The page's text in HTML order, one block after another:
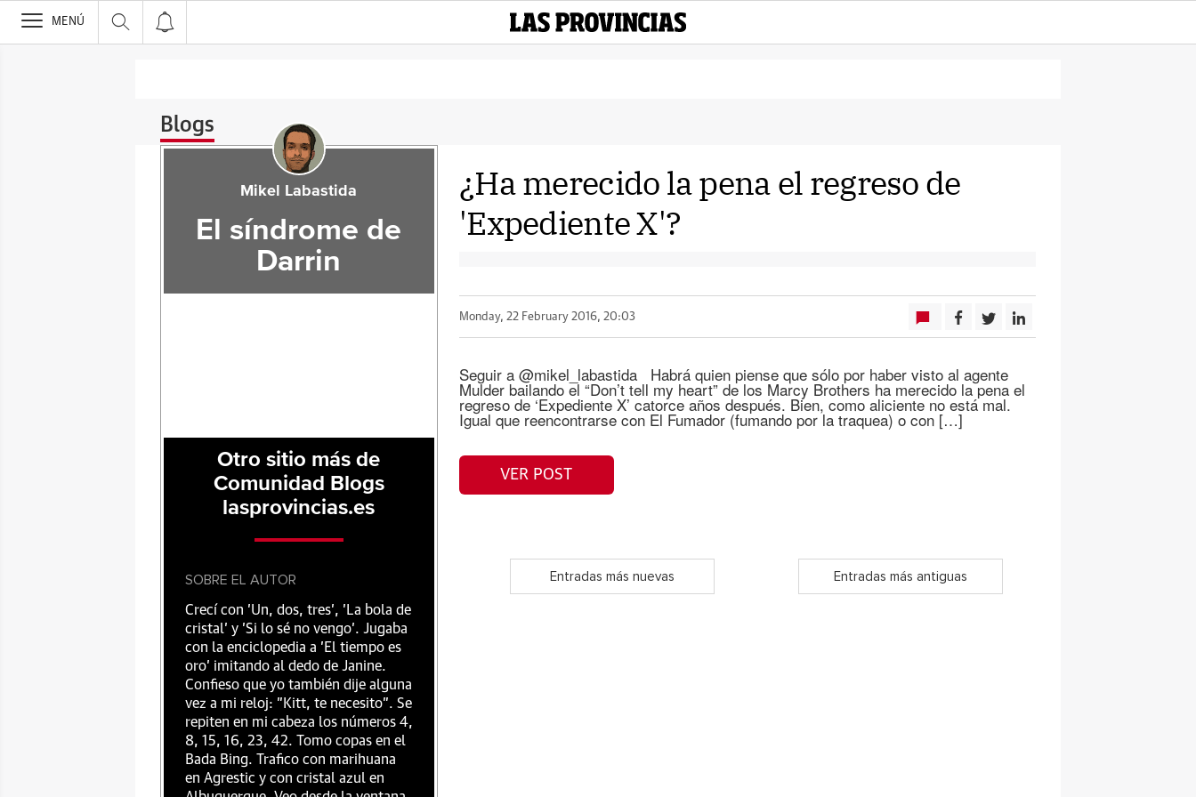
>
MENÚ
Blogs
¿Ha merecido la pena el regreso de
'Expediente X'?
Monday, 22 February 2016, 20:03
Seguir a @mikel_labastida Habrá quien piense que sólo por haber visto al agente
Mulder bailando el “Don’t tell my heart” de los Marcy Brothers ha merecido la pena el
regreso de ‘Expediente X’ catorce años después. Bien, como aliciente no está mal.
Igual que reencontrarse con El Fumador (fumando por la traquea) o con […]
VER POST
Entradas más nuevas Entradas más antiguas
Mikel Labastida
El síndrome de
Darrin
Otro sitio más de
Comunidad Blogs
lasprovincias.es
SOBRE EL AUTOR
Crecí con 'Un, dos, tres', 'La bola de
cristal' y 'Si lo sé no vengo'. Jugaba
con la enciclopedia a 'El tiempo es
oro' imitando al dedo de Janine.
Confieso que yo también dije alguna
vez a mi reloj: "Kitt, te necesito". Se
repiten en mi cabeza los números 4,
8, 15, 16, 23, 42. Tomo copas en el
Bada Bing. Trafico con marihuana
en Agrestic y con cristal azul en